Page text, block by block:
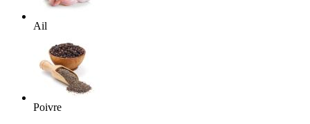
Ail
Poivre